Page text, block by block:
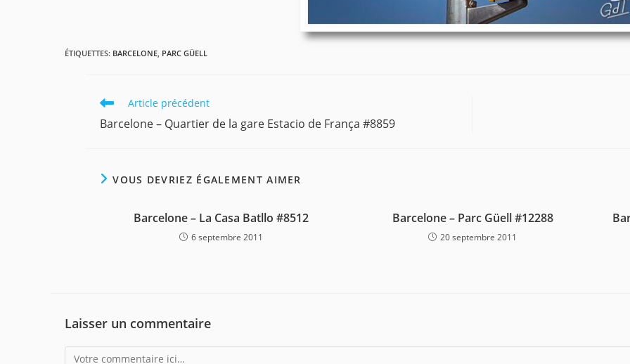
ÉTIQUETTES: BARCELONE PARC GÜELL
Read
articles
Article précédent
Barcelone – Quartier de la gare Estacio de França #8859
VOUS DEVRIEZ ÉGALEMENT AIMER
Barcelone – La Casa Batllo #8512
6 septembre 2011
Barcelone – Parc Güell #12288
20 septembre 2011
Laisser un commentaire
Comment